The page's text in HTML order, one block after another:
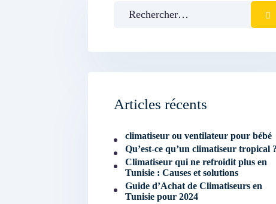
Articles récents
climatiseur ou ventilateur pour bébé
Qu’est-ce qu’un climatiseur tropical
Climatiseur qui ne refroidit plus en
Tunisie : Causes et solutions
Guide d’Achat de Climatiseurs en
Tunisie pour 2024